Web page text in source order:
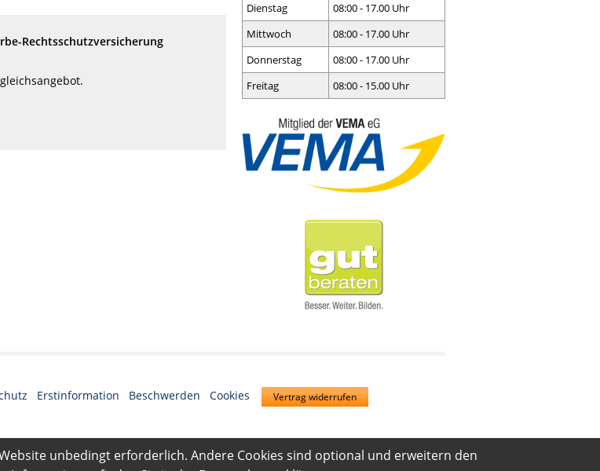
Dienstag
08:00 - 17.00 Uhr
Mittwoch
08:00 - 17.00 Uhr
Donnerstag
08:00 - 17.00 Uhr
Freitag
08:00 - 15.00 Uhr
Rechtsschutzversicherung
Erstinformation Beschwerden Cookies Vertrag widerrufen
unbedingt erforderlich. Andere Cookies sind optional und erweitern den